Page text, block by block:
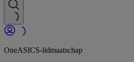
OneASICS-lidmaatschap